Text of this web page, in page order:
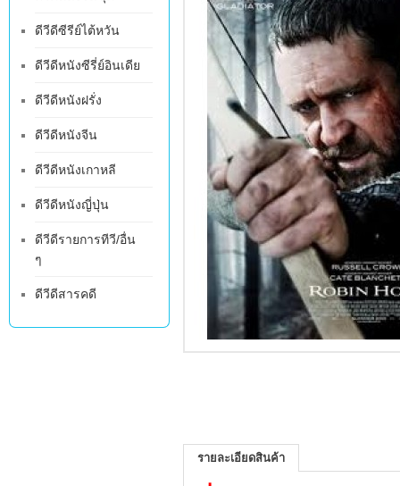
ดีวีดีซีรีย์ไต้หวัน
ดีวีดีหนังซีรี่ย์อินเดีย
ดีวีดีหนังฝรั่ง
ดีวีดีหนังจีน
ดีวีดีหนังเกาหลี
ดีวีดีหนังญี่ปุ่น
ดีวีดีรายการทีวี/อื่น
ๆ
ดีวีดีสารคดี
รายละเอียดสินค้า